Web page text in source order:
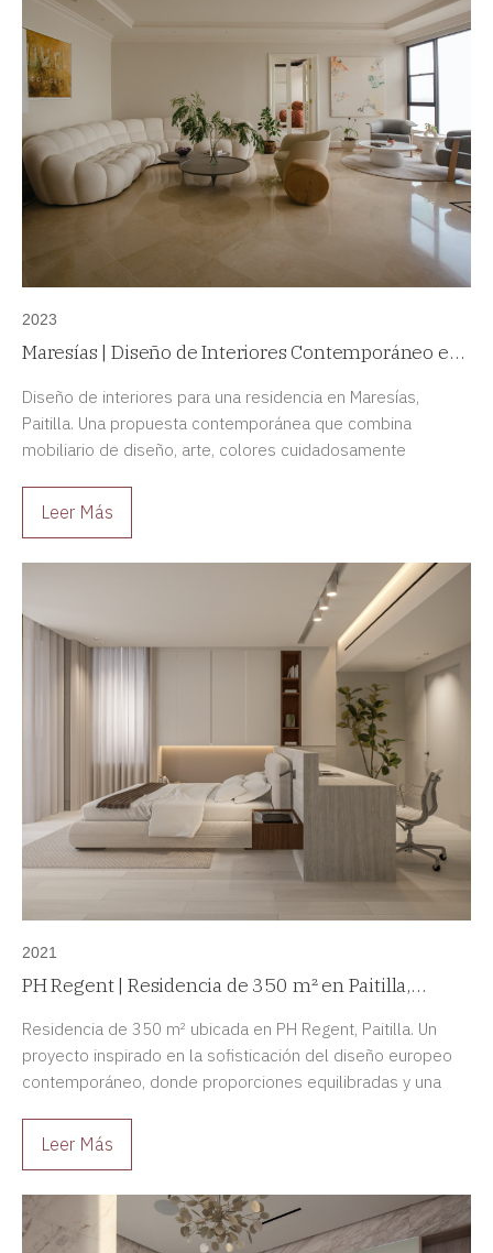
2023
Maresías | Diseño de Interiores Contemporáneo en
Diseño de interiores para una residencia en Maresías,
Paitilla. Una propuesta contemporánea que combina
mobiliario de diseño, arte, colores cuidadosamente
experiencia residencial única.
Leer Más
2021
PH Regent | Residencia de 350 m² en Paitilla,
Residencia de 350 m² ubicada en PH Regent, Paitilla. Un
proyecto inspirado en la sofisticación del diseño europeo
contemporáneo, donde proporciones equilibradas y una
Leer Más